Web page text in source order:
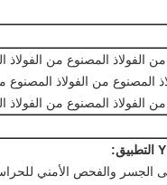
الفولاذ المصنوع من الفولاذ
المصنوع من الفولاذ المصنوع
الفولاذ المصنوع من
الجسر والفحص الأمني